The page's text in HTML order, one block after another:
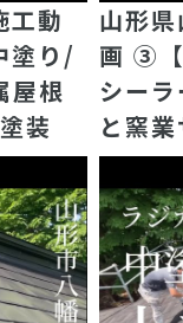
工動
塗り/
屋根
装
山形
画 ③
シー
と窯